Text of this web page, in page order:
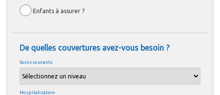
Enfants à assurer ?
De quelles couvertures avez-vous besoin ?
Soins courants
Hospitalisation